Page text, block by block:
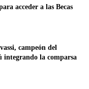
acceder a las Becas
campeón del
integrando la comparsa